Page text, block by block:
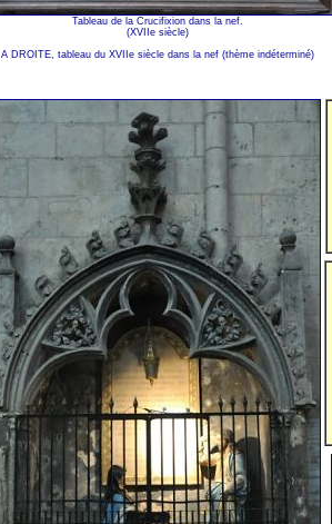
Tableau de la Crucifixion dans la nef.
(XVIIe siècle)
A DROITE, tableau du XVIIe siècle dans la nef (thème indéterminé)